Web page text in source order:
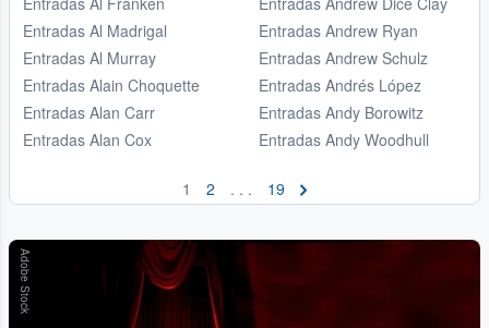
Entradas Al Madrigal
Entradas Al Murray
Entradas Alain Choquette
Entradas Alan Carr
Entradas Alan Cox
Entradas Andrew Ryan
Entradas Andrew Schulz
Entradas Andrés López
Entradas Andy Borowitz
Entradas Andy Woodhull
1 2 . . . 19
Adobe Stock